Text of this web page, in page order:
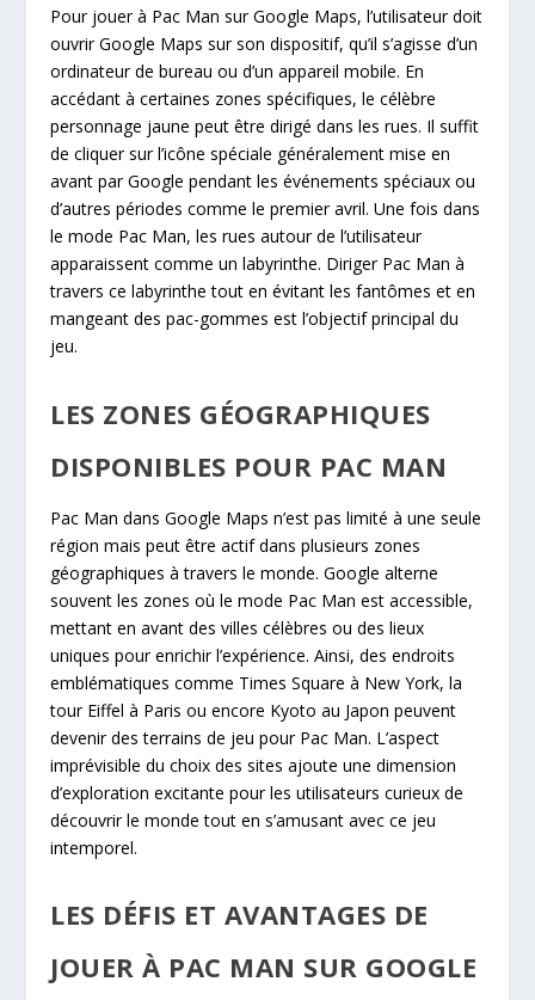
Pour jouer à Pac Man sur Google Maps, l’utilisateur doit
ouvrir Google Maps sur son dispositif, qu’il s’agisse d’un
ordinateur de bureau ou d’un appareil mobile. En
accédant à certaines zones spécifiques, le célèbre
personnage jaune peut être dirigé dans les rues. Il suffit
de cliquer sur l’icône spéciale généralement mise en
avant par Google pendant les événements spéciaux ou
d’autres périodes comme le premier avril. Une fois dans
le mode Pac Man, les rues autour de l’utilisateur
apparaissent comme un labyrinthe. Diriger Pac Man à
travers ce labyrinthe tout en évitant les fantômes et en
mangeant des pac-gommes est l’objectif principal du
jeu.
LES ZONES GÉOGRAPHIQUES
DISPONIBLES POUR PAC MAN
Pac Man dans Google Maps n’est pas limité à une seule
région mais peut être actif dans plusieurs zones
géographiques à travers le monde. Google alterne
souvent les zones où le mode Pac Man est accessible,
mettant en avant des villes célèbres ou des lieux
uniques pour enrichir l’expérience. Ainsi, des endroits
emblématiques comme Times Square à New York, la
tour Eiffel à Paris ou encore Kyoto au Japon peuvent
devenir des terrains de jeu pour Pac Man. L’aspect
imprévisible du choix des sites ajoute une dimension
d’exploration excitante pour les utilisateurs curieux de
découvrir le monde tout en s’amusant avec ce jeu
intemporel.
LES DÉFIS ET AVANTAGES DE
JOUER À PAC MAN SUR GOOGLE